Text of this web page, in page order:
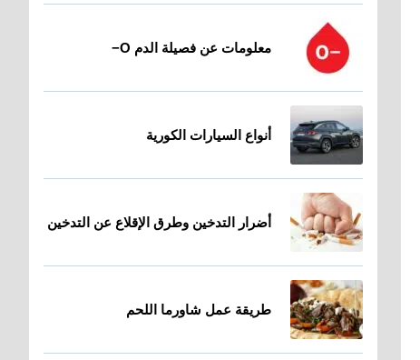
معلومات عن فصيلة الدم O−
أنواع السيارات الكورية
أضرار التدخين وطرق الإقلاع عن التدخين
طريقة عمل شاورما اللحم